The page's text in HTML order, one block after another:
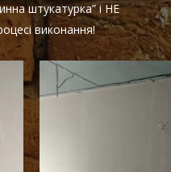
штукатурка” і НЕ
виконання!